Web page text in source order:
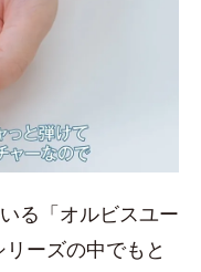
る「オルビスユー
ーズの中でもと